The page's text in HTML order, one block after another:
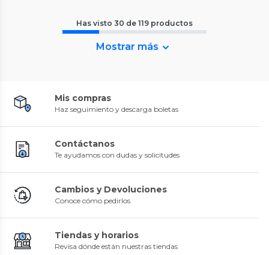
Has visto 30 de 119 productos
Mostrar más
Mis compras
Haz seguimiento y descarga boletas
Contáctanos
Te ayudamos con dudas y solicitudes
Cambios y Devoluciones
Conoce cómo pedirlos
Tiendas y horarios
Revisa dónde están nuestras tiendas